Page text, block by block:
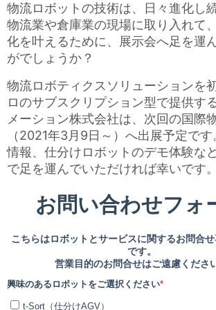
物流ロボットの技術は、日々進化し
物流業や倉庫業の現場に取り入れて
化を叶えるために、展示会へ足を運
がでしょうか？
物流ロボティクスソリューションを
ロのサブスクリプション型で提供す
メーション株式会社は、次回の国際
（2021年3月9日～）へ出展予定で
情報、仕分けロボットのデモ体験な
で足を運んでいただければ幸いです。